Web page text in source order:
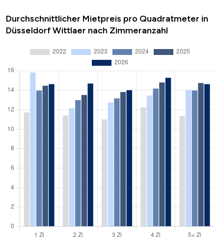
Durchschnittlicher Mietpreis pro Quadratmeter in
Düsseldorf Wittlaer nach Zimmeranzahl